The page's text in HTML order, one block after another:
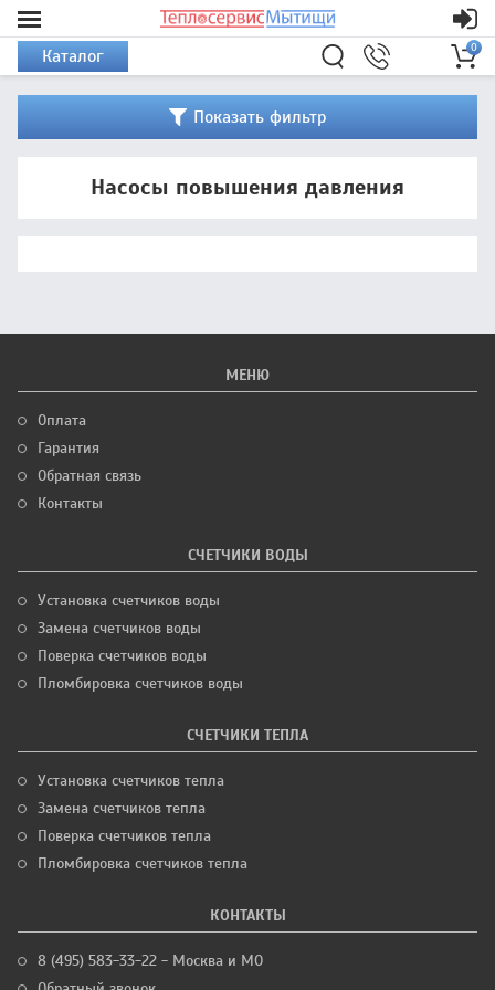
Каталог 0
Показать фильтр
Насосы повышения давления
МЕНЮ
Оплата
Гарантия
Обратная связь
Контакты
СЧЕТЧИКИ ВОДЫ
Установка счетчиков воды
Замена счетчиков воды
Поверка счетчиков воды
Пломбировка счетчиков воды
СЧЕТЧИКИ ТЕПЛА
Установка счетчиков тепла
Замена счетчиков тепла
Поверка счетчиков тепла
Пломбировка счетчиков тепла
КОНТАКТЫ
8 (495) 583-33-22 - Москва и МО